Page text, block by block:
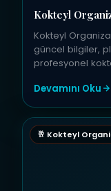
Kokteyl
Kokteyl
güncel bilgiler,
profesyonel
Devamını Oku
🥂 Kokteyl